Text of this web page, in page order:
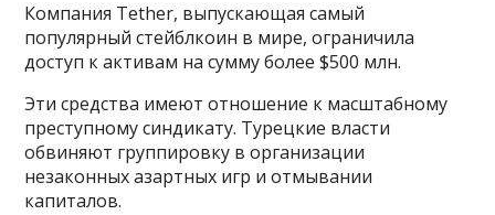
Компания Tether, выпускающая самый
популярный стейблкоин в мире, ограничила
доступ к активам на сумму более $500 млн.
Эти средства имеют отношение к масштабному
преступному синдикату. Турецкие власти
обвиняют группировку в организации
незаконных азартных игр и отмывании
капиталов.